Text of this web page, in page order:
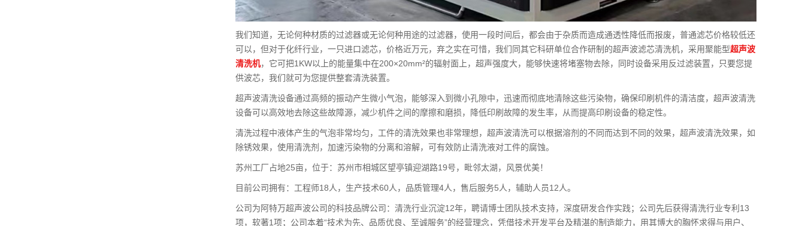
我们知道，无论何种材质的过滤器或无论何种用途的过滤器，使用一段时间后，都会由于杂质而造成通透性降低而报废，普通滤芯价格较低还
可以，但对于化纤行业，一只进口滤芯，价格近万元，弃之实在可惜，我们同其它科研单位合作研制的超声波滤芯清洗机，采用聚能型超声波
清洗机，它可把1KW以上的能量集中在200×20mm²的辐射面上，超声强度大，能够快速将堵塞物去除，同时设备采用反过滤装置，只要您提
供波芯，我们就可为您提供整套清洗装置。
超声波清洗设备通过高频的振动产生微小气泡，能够深入到微小孔隙中，迅速而彻底地清除这些污染物，确保印刷机件的清洁度，超声波清洗
设备可以高效地去除这些故障源，减少机件之间的摩擦和磨损，降低印刷故障的发生率，从而提高印刷设备的稳定性。
清洗过程中液体产生的气泡非常均匀，工件的清洗效果也非常理想，超声波清洗可以根据溶剂的不同而达到不同的效果，超声波清洗效果，如
除锈效果，使用清洗剂，加速污染物的分离和溶解，可有效防止清洗液对工件的腐蚀。
苏州工厂占地25亩，位于：苏州市相城区望亭镇迎湖路19号，毗邻太湖，风景优美！
目前公司拥有：工程师18人，生产技术60人，品质管理4人，售后服务5人，辅助人员12人。
公司为阿特万超声波公司的科技品牌公司：清洗行业沉淀12年，聘请博士团队技术支持，深度研发合作实践；公司先后获得清洗行业专利13
项，软著1项；公司本着“技术为先、品质优良、至诚服务”的经营理念，凭借技术开发平台及精湛的制造能力，用其博大的胸怀求得与用户、